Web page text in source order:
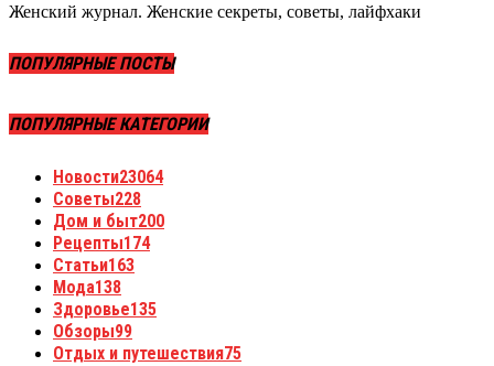
Женский журнал. Женские секреты, советы, лайфхаки
ПОПУЛЯРНЫЕ ПОСТЫ
ПОПУЛЯРНЫЕ КАТЕГОРИИ
Новости23064
Советы228
Дом и быт200
Рецепты174
Статьи163
Мода138
Здоровье135
Обзоры99
Отдых и путешествия75